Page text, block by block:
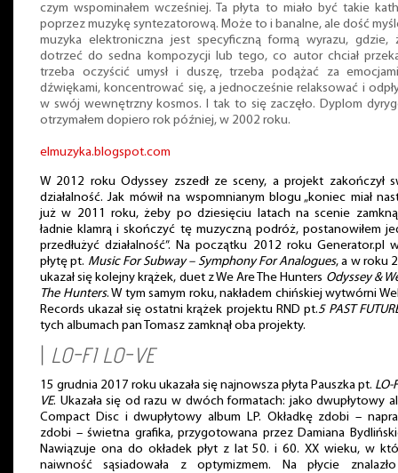
czym wspominałem wcześniej. Ta płyta to miało być takie
poprzez muzykę syntezatorową. Może to i banalne, ale dość
muzyka elektroniczna jest specyficzną formą wyrazu, gdzie,
dotrzeć do sedna kompozycji lub tego, co autor chciał
trzeba oczyścić umysł i duszę, trzeba podążać za
dźwiękami, koncentrować się, a jednocześnie relaksować i
w swój wewnętrzny kosmos. I tak to się zaczęło. Dyplom
otrzymałem dopiero rok później, w 2002 roku.
elmuzyka.blogspot.com
W 2012 roku Odyssey zszedł ze sceny, a projekt zakończył
działalność. Jak mówił na wspomnianym blogu „koniec miał
już w 2011 roku, żeby po dziesięciu latach na scenie
ładnie klamrą i skończyć tę muzyczną podróż, postanowiłem
przedłużyć działalność”. Na początku 2012 roku Generator.pl
płytę pt. Music For Subway – Symphony For Analogues, a w roku
ukazał się kolejny krążek, duet z We Are The Hunters Odyssey &
The Hunters. W tym samym roku, nakładem chińskiej wytwórni
Records ukazał się ostatni krążek projektu RND pt.5 PAST
tych albumach pan Tomasz zamknął oba projekty.
LO-FI LO-VE
15 grudnia 2017 roku ukazała się najnowsza płyta Pauszka pt. LO-
VE. Ukazała się od razu w dwóch formatach: jako dwupłytowy
Compact Disc i dwupłytowy album LP. Okładkę zdobi –
zdobi – świetna grafika, przygotowana przez Damiana
Nawiązuje ona do okładek płyt z lat 50. i 60. XX wieku, w
naiwność sąsiadowała z optymizmem. Na płycie